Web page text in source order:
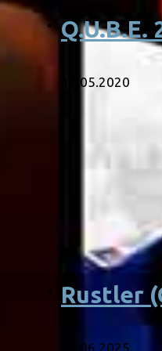
Q.U.B.E.
17.05.2020
Rustler
25.06.2025